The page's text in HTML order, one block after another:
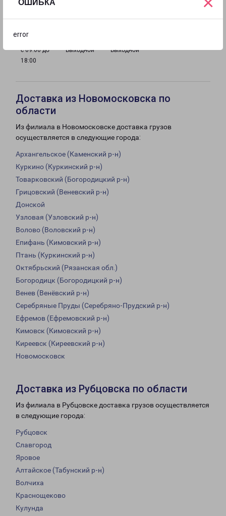
ОШИБКА
error
с 09:00 до
с 09:00 до
18:00
Выходной Выходной
Доставка из Новомосковска по
области
Из филиала в Новомосковске доставка грузов
осуществляется в следующие города:
Архангельское (Каменский р-н)
Куркино (Куркинский р-н)
Товарковский (Богородицкий р-н)
Грицовский (Веневский р-н)
Донской
Узловая (Узловский р-н)
Волово (Воловский р-н)
Епифань (Кимовский р-н)
Птань (Куркинский р-н)
Октябрьский (Рязанская обл.)
Богородицк (Богородицкий р-н)
Венев (Венёвский р-н)
Серебряные Пруды (Серебряно-Прудский р-н)
Ефремов (Ефремовский р-н)
Кимовск (Кимовский р-н)
Киреевск (Киреевский р-н)
Новомосковск
Доставка из Рубцовска по области
Из филиала в Рубцовске доставка грузов осуществляется
в следующие города:
Рубцовск
Славгород
Яровое
Алтайское (Табунский р-н)
Волчиха
Краснощеково
Кулунда